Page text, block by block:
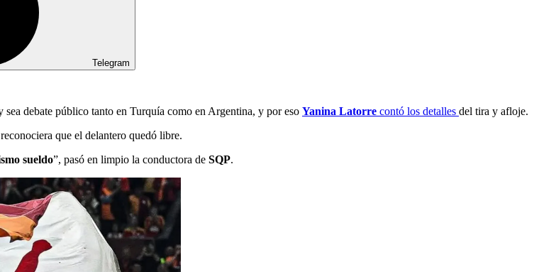
Telegram
debate público tanto en Turquía como en Argentina, y por eso Yanina Latorre contó los detalles del tira y afloje.
que el delantero quedó libre.
sueldo”, pasó en limpio la conductora de SQP.